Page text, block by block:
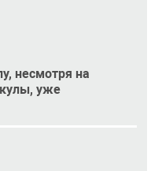
несмотря на
уже